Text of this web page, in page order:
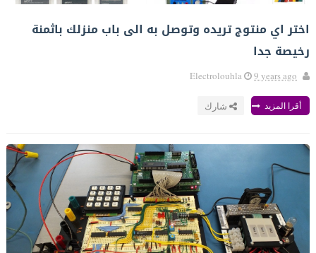
اختر اي منتوج تريده وتوصل به الى باب منزلك باثمنة
رخيصة جدا
Electrolouhla 9 years ago
أقرا المزيد شارك